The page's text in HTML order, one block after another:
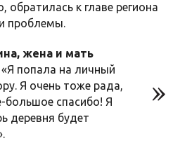
к главе региона
проблемы.
жена и мать
«Я попала на личный
Я очень тоже рада,
большое спасибо! Я
деревня будет